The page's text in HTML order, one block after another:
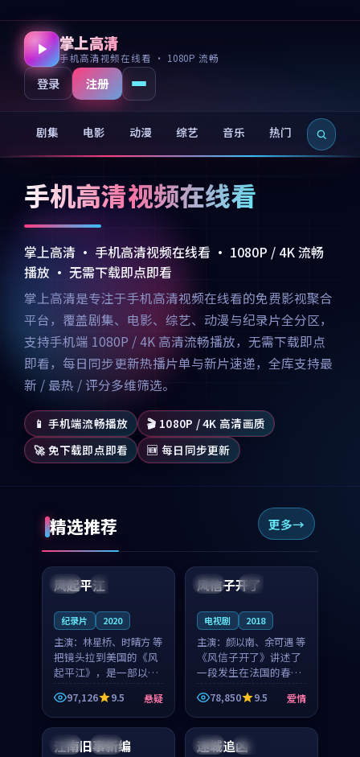
掌上高清
手机高清视频在线看 · 1080P 流畅
登录 注册
剧集 电影 动漫 综艺 音乐 热门 新片
手机高清视频在线看
掌上高清 · 手机高清视频在线看 · 1080P / 4K 流畅
播放 · 无需下载即点即看
掌上高清是专注于手机高清视频在线看的免费影视聚合
平台，覆盖剧集、电影、综艺、动漫与纪录片全分区，
支持手机端 1080P / 4K 高清流畅播放，无需下载即点
即看，每日同步更新热播片单与新片速递，全库支持最
新 / 最热 / 评分多维筛选。
📱 手机端流畅播放
🎬 1080P / 4K 高清画质
🚀 免下载即点即看
🆕 每日同步更新
精选推荐 更多
美国 完结
99:07
风起平江
纪录片 2020
主演： 林星桥、时晴方 等
把镜头拉到美国的《风
起平江》，是一部以时
光记忆为底色的悬疑作
品。林星桥和时晴方贡
献了2020年颇受关注的
合作演出，影片在情感
层次与现实质感之间
97,126 9.5 悬疑
法国 4K
99:21
风信子开了
电视剧 2018
主演： 颜以南、余可遇 等
《风信子开了》讲述了
一段发生在法国的春日
漫步故事。颜以南饰演
的主角与余可遇的角色
因一场意外卷入更深的
纠葛，爱情元素贯穿始
终，节奏稳健而富有张
78,850 9.5 爱情
日本 院线
江南旧事新编 泰国 热播
迷城追凶